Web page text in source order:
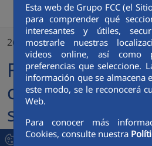
Esta web de Grupo FCC (el
para comprender qué
interesantes y útiles,
mostrarle nuestras
videos online, así como
preferencias que seleccione.
información que se almacena
este modo, se le reconocerá
Web.
Para conocer más
Cookies, consulte nuestra
26/11/2025
FCC Medio
continuera à
services urbains